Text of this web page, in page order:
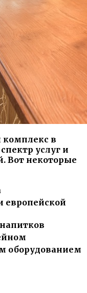
в
услуг и
Вот некоторые
европейской
оборудованием